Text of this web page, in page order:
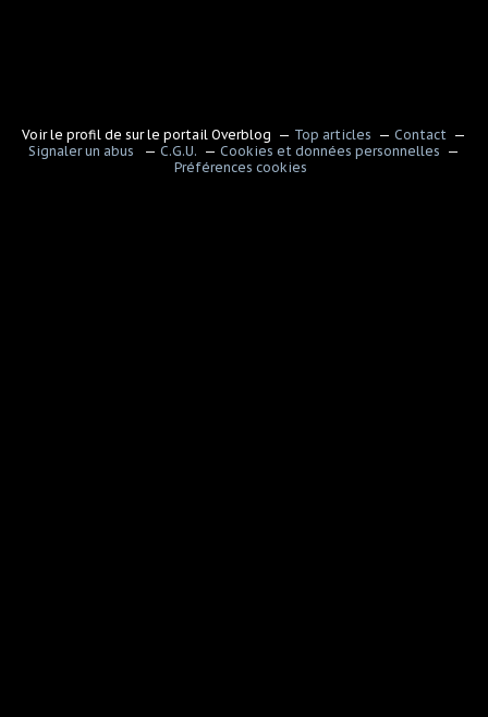
Voir le profil de sur le portail Overblog Top articles
Contact
Signaler un abus
C.G.U.
Cookies et données personnelles
Préférences cookies